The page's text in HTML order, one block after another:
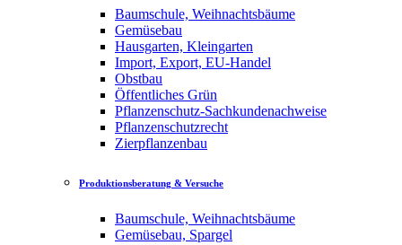
Baumschule, Weihnachtsbäume
Gemüsebau
Hausgarten, Kleingarten
Import, Export, EU-Handel
Obstbau
Öffentliches Grün
Pflanzenschutz-Sachkundenachweise
Pflanzenschutzrecht
Zierpflanzenbau
Produktionsberatung & Versuche
Baumschule, Weihnachtsbäume
Gemüsebau, Spargel